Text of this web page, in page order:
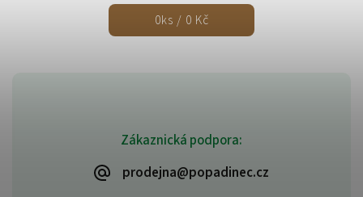
Zákaznická podpora:
prodejna@popadinec.cz
0ks / 0 Kč